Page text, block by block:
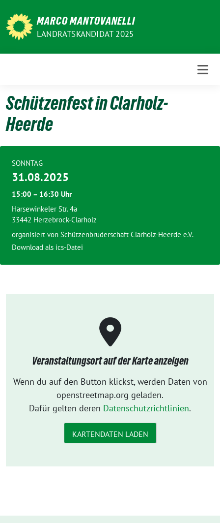
zum
Inhalt
MARCO MANTOVANELLI
LANDRATSKANDIDAT 2025
Schützenfest in Clarholz-
Heerde
SONNTAG
31.08.2025
15:00 – 16:30 Uhr
Harsewinkeler Str. 4a
33442 Herzebrock-Clarholz
organisiert von Schützenbruderschaft Clarholz-Heerde e.V.
Download als ics-Datei
Veranstaltungsort auf der Karte anzeigen
Wenn du auf den Button klickst, werden Daten von
openstreetmap.org geladen.
Dafür gelten deren Datenschutzrichtlinien.
KARTENDATEN LADEN